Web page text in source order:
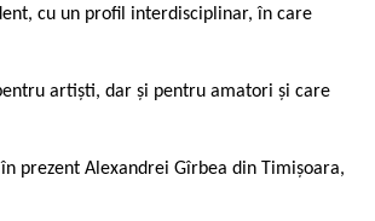
cu un profil interdisciplinar, în care
artiști, dar și pentru amatori și care
prezent Alexandrei Gîrbea din Timișoara,